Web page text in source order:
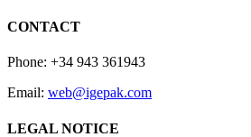
CONTACT
Phone: +34 943 361943
Email: web@igepak.com
LEGAL NOTICE